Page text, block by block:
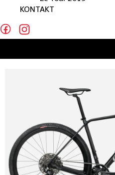
KONTAKT
t
?
Hledat
p
o